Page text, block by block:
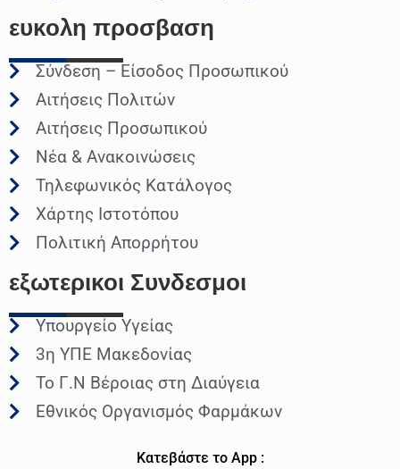
ευκολη προσβαση
Σύνδεση – Είσοδος Προσωπικού
Αιτήσεις Πολιτών
Αιτήσεις Προσωπικού
Νέα & Ανακοινώσεις
Τηλεφωνικός Κατάλογος
Χάρτης Ιστοτόπου
Πολιτική Απορρήτου
εξωτερικοι Συνδεσμοι
Υπουργείο Υγείας
3η ΥΠΕ Μακεδονίας
Το Γ.Ν Βέροιας στη Διαύγεια
Εθνικός Οργανισμός Φαρμάκων
Κατεβάστε το App :